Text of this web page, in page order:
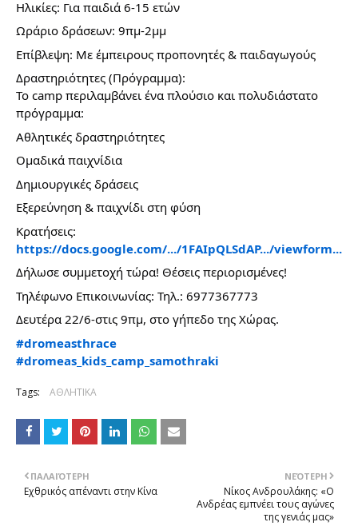
Ηλικίες: Για παιδιά 6-15 ετών
Ωράριο δράσεων: 9πμ-2μμ
Επίβλεψη: Με έμπειρους προπονητές & παιδαγωγούς
Δραστηριότητες (Πρόγραμμα):
Το camp περιλαμβάνει ένα πλούσιο και πολυδιάστατο
πρόγραμμα:
Αθλητικές δραστηριότητες
Ομαδικά παιχνίδια
Δημιουργικές δράσεις
Εξερεύνηση & παιχνίδι στη φύση
Κρατήσεις:
https://docs.google.com/.../1FAIpQLSdAP.../viewform...
Δήλωσε συμμετοχή τώρα! Θέσεις περιορισμένες!
Τηλέφωνο Επικοινωνίας: Τηλ.: 6977367773
Δευτέρα 22/6-στις 9πμ, στο γήπεδο της Χώρας.
#dromeasthrace
#dromeas_kids_camp_samothraki
Tags: ΑΘΛΗΤΙΚΑ
ΝΕΌΤΕΡΗ
Νίκος Ανδρουλάκης: «Ο
Ανδρέας εμπνέει τους αγώνες
της γενιάς μας»
ΠΑΛΑΙΌΤΕΡΗ
Εχθρικός απέναντι στην Κίνα